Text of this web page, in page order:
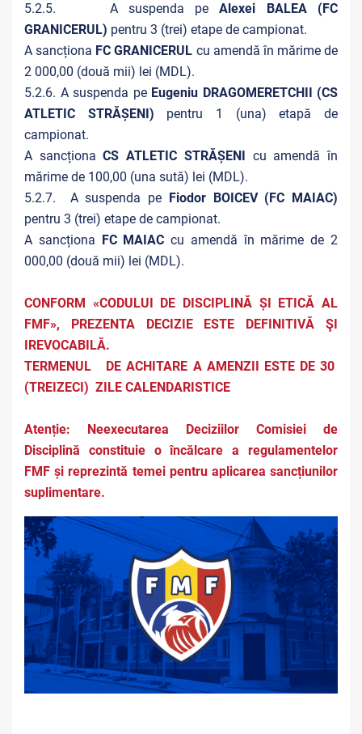
5.2.5. A suspenda pe Alexei BALEA (FC
GRANICERUL) pentru 3 (trei) etape de campionat.
A sancționa FC GRANICERUL cu amendă în mărime de
2 000,00 (două mii) lei (MDL).
5.2.6. A suspenda peEugeniu DRAGOMERETCHII (CS
ATLETIC STRĂȘENI) pentru
1 (una) etapă de
campionat.
A sancționaCS ATLETIC STRĂȘENI cu amendă în
mărime de 100,00 (una sută) lei (MDL).
5.2.7. A suspenda pe Fiodor BOICEV (FC MAIAC)
pentru 3 (trei) etape de campionat.
A sancționa FC MAIAC cu amendă în mărime de 2
000,00 (două mii) lei (MDL).
CONFORM «CODULUI DE DISCIPLINĂ ȘI ETICĂ AL
FMF», PREZENTA DECIZIE ESTE DEFINITIVĂ ŞI
IREVOCABILĂ.
TERMENUL DE ACHITARE A AMENZII ESTE DE 30
(TREIZECI) ZILE CALENDARISTICE
Atenție: Neexecutarea Deciziilor Comisiei de
Disciplină constituie o încălcare a regulamentelor
FMF și reprezintă temei pentru aplicarea sancțiunilor
suplimentare.